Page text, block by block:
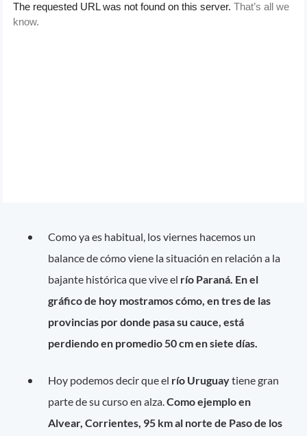
Como ya es habitual, los viernes hacemos un
balance de cómo viene la situación en relación a la
bajante histórica que vive el río Paraná. En el
gráfico de hoy mostramos cómo, en tres de las
provincias por donde pasa su cauce, está
perdiendo en promedio 50 cm en siete días.
Hoy podemos decir que el río Uruguaytiene gran
parte de su curso en alza.Como ejemplo en
Alvear, Corrientes, 95 km al norte de Paso de los